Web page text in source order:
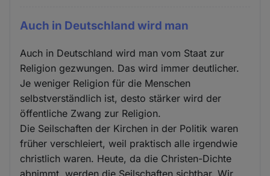
Auch in Deutschland wird man
Auch in Deutschland wird man vom Staat zur
Religion gezwungen. Das wird immer deutlicher.
Je weniger Religion für die Menschen
selbstverständlich ist, desto stärker wird der
öffentliche Zwang zur Religion.
Die Seilschaften der Kirchen in der Politik waren
früher verschleiert, weil praktisch alle irgendwie
christlich waren. Heute, da die Christen-Dichte
abnimmt, werden die Seilschaften sichtbar. Wir